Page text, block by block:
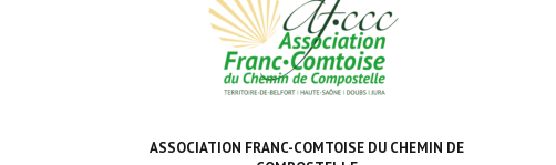
ASSOCIATION FRANC-COMTOISE DU CHEMIN DE